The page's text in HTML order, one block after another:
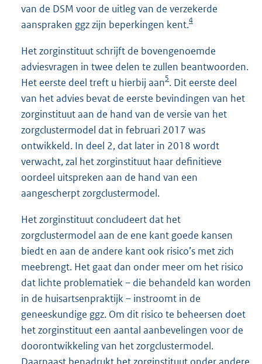
van de DSM voor de uitleg van de verzekerde
aanspraken ggz zijn beperkingen kent.4
Het zorginstituut schrijft de bovengenoemde
adviesvragen in twee delen te zullen beantwoorden.
Het eerste deel treft u hierbij aan5. Dit eerste deel
van het advies bevat de eerste bevindingen van het
zorginstituut aan de hand van de versie van het
zorgclustermodel dat in februari 2017 was
ontwikkeld. In deel 2, dat later in 2018 wordt
verwacht, zal het zorginstituut haar definitieve
oordeel uitspreken aan de hand van een
aangescherpt zorgclustermodel.
Het zorginstituut concludeert dat het
zorgclustermodel aan de ene kant goede kansen
biedt en aan de andere kant ook risico’s met zich
meebrengt. Het gaat dan onder meer om het risico
dat lichte problematiek – die behandeld kan worden
in de huisartsenpraktijk – instroomt in de
geneeskundige ggz. Om dit risico te beheersen doet
het zorginstituut een aantal aanbevelingen voor de
doorontwikkeling van het zorgclustermodel.